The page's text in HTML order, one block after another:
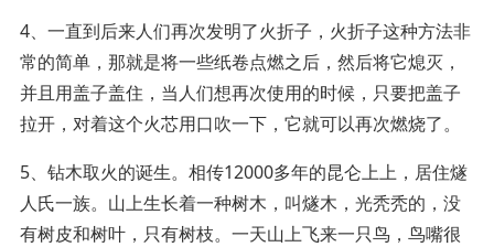
4、一直到后来人们再次发明了火折子，火折子这种方法非
常的简单，那就是将一些纸卷点燃之后，然后将它熄灭，
并且用盖子盖住，当人们想再次使用的时候，只要把盖子
拉开，对着这个火芯用口吹一下，它就可以再次燃烧了。
5、钻木取火的诞生。相传12000多年的昆仑上上，居住燧
人氏一族。山上生长着一种树木，叫燧木，光秃秃的，没
有树皮和树叶，只有树枝。一天山上飞来一只鸟，鸟嘴很